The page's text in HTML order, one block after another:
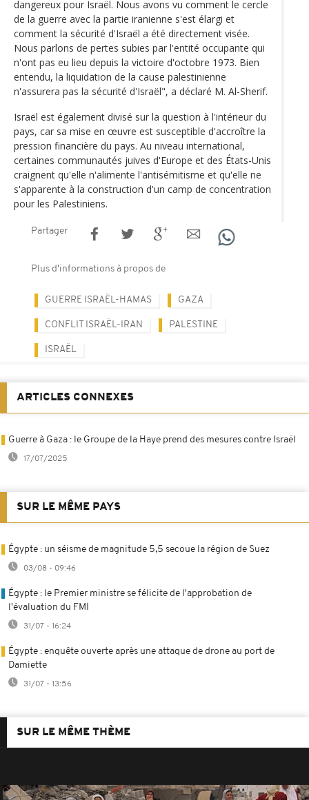
dangereux pour Israël. Nous avons vu comment le cercle
de la guerre avec la partie iranienne s'est élargi et
comment la sécurité d'Israël a été directement visée.
Nous parlons de pertes subies par l'entité occupante qui
n'ont pas eu lieu depuis la victoire d'octobre 1973. Bien
entendu, la liquidation de la cause palestinienne
n'assurera pas la sécurité d'Israël", a déclaré M. Al-Sherif.
Israël est également divisé sur la question à l'intérieur du
pays, car sa mise en œuvre est susceptible d'accroître la
pression financière du pays. Au niveau international,
certaines communautés juives d'Europe et des États-Unis
craignent qu'elle n'alimente l'antisémitisme et qu'elle ne
s'apparente à la construction d'un camp de concentration
pour les Palestiniens.
Partager
Plus d'informations à propos de
GUERRE ISRAËL-HAMAS GAZA
CONFLIT ISRAËL-IRAN PALESTINE
ISRAËL
ARTICLES CONNEXES
Guerre à Gaza : le Groupe de la Haye prend des mesures contre Israël
17/07/2025
SUR LE MÊME PAYS
Égypte : un séisme de magnitude 5,5 secoue la région de Suez
03/08 - 09:46
Égypte : le Premier ministre se félicite de l'approbation de
l'évaluation du FMI
31/07 - 16:24
Égypte : enquête ouverte après une attaque de drone au port de
Damiette
31/07 - 13:56
SUR LE MÊME THÈME